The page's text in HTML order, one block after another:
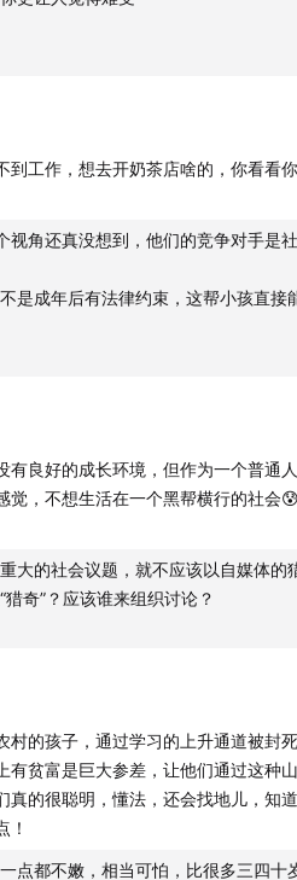
就蹲下来说（没错，进门就被要求蹲
来指认了，证明我在骗他们打的更狠，
外的事了，这时候我才注意到，客厅
不止一顿打了。
熟练的报班一样，从裤子上解下腰带
一脚踹倒就开始打，皮带抽的呼呼响
哥叫停，让人按一按他的头，看有没
，下午再打。
，颤颤巍巍站起来，站回刚才挨打前
饭（两个加了很多料的烧饼，豆腐串
两张凉席，让他们去睡午觉，他俩就
在沙发上（整个房子就只有一个长沙
拼凑出，这两个孩子是专门偷烟酒店
抓到，这是第二次。
他俩叫起来“上班了”刚才沙发上休息
一个说要上厕所,大号，带头的说，
聊了会，那个大哥说，怎么还没出来
始踹门，一脚，两脚没踹开，他就助
裤子都没脱，在里头抵着门呢，大哥
在地上磨的很响）这回比刚才打的更
。
，他弟弟和剩下几个人在校门口，被
制了，也就证明了我是被他们认错了
有，让我再重复一遍，我说没有，他
到工作，想去开奶茶店啥的，你看看
视角还真没想到，他们的竞争对手是
是成年后有法律约束，这帮小孩直接
有良好的成长环境，但作为一个普通
觉，不想生活在一个黑帮横行的社会
大的社会议题，就不应该以自媒体的
猎奇”？应该谁来组织讨论？
村的孩子，通过学习的上升通道被封
有贫富是巨大参差，让他们通过这种
真的很聪明，懂法，还会找地儿，知
！
点都不嫩，相当可怕，比很多三四十